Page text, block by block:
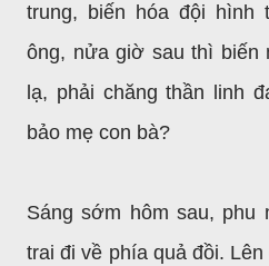
trung, biến hóa đội hình
ông, nửa giờ sau thì biến
lạ, phải chăng thần linh
bảo mẹ con bà?
Sáng sớm hôm sau, phu
trai đi về phía quả đồi.